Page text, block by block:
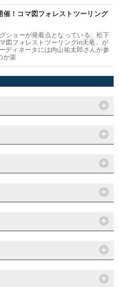
催！コマ図フォレストツーリング
ショーが発着点となっている、松下
図フォレストツーリングin天竜」が
ディネータには内山祐太郎さんが参
か楽